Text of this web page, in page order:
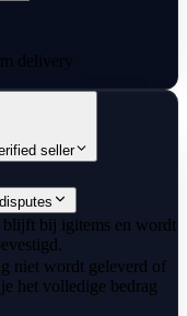
delivery
seller
blijft bij igitems en wordt
niet wordt geleverd of
het volledige bedrag